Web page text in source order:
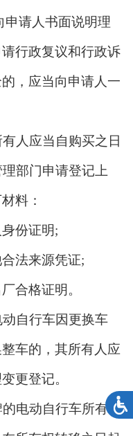
请人书面说明理
行政复议和行政诉
，应当向申请人一
人应当自购买之日
部门申请登记上
料：
份证明;
法来源凭证;
合格证明。
自行车因更换车
车的，其所有人应
更登记。
电动自行车所有权